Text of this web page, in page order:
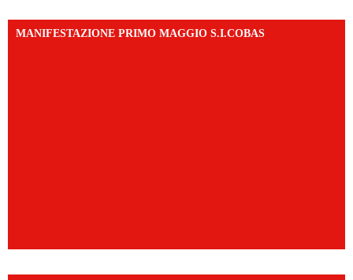
MANIFESTAZIONE PRIMO MAGGIO S.I.COBAS